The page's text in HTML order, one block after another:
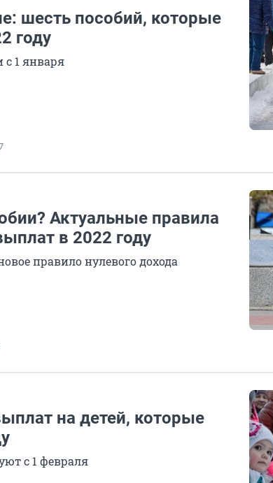
шесть пособий, которые
году
1 января
Актуальные правила
в 2022 году
правило нулевого дохода
на детей, которые
с 1 февраля